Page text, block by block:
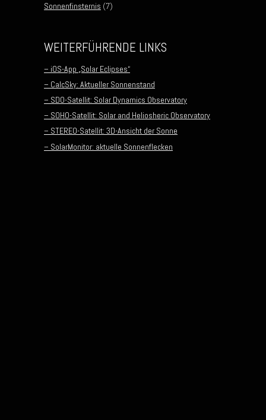
Sonnenfinsternis (7)
WEITERFÜHRENDE LINKS
– iOS-App „Solar Eclipses“
– CalcSky: Aktueller Sonnenstand
– SDO-Satellit: Solar Dynamics Observatory
– SOHO-Satellit: Solar and Heliosheric Observatory
– STEREO-Satellit: 3D-Ansicht der Sonne
– SolarMonitor: aktuelle Sonnenflecken